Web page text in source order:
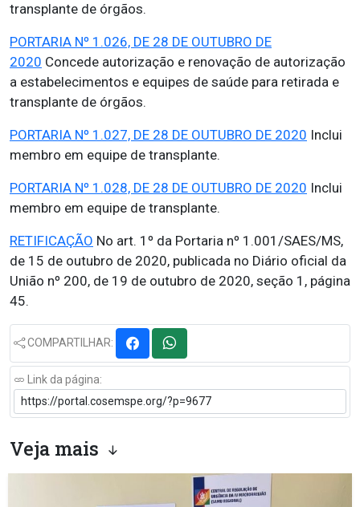
transplante de órgãos.
PORTARIA Nº 1.026, DE 28 DE OUTUBRO DE
2020 Concede autorização e renovação de autorização
a estabelecimentos e equipes de saúde para retirada e
transplante de órgãos.
PORTARIA Nº 1.027, DE 28 DE OUTUBRO DE 2020 Inclui
membro em equipe de transplante.
PORTARIA Nº 1.028, DE 28 DE OUTUBRO DE 2020 Inclui
membro em equipe de transplante.
RETIFICAÇÃO No art. 1º da Portaria nº 1.001/SAES/MS,
de 15 de outubro de 2020, publicada no Diário oficial da
União nº 200, de 19 de outubro de 2020, seção 1, página
45.
COMPARTILHAR:
Link da página:
Veja mais